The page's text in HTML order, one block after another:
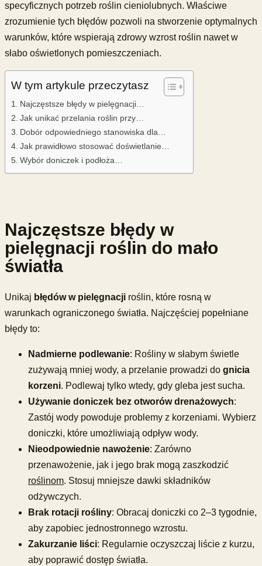
specyficznych potrzeb roślin cieniolubnych. Właściwe
zrozumienie tych błędów pozwoli na stworzenie optymalnych
warunków, które wspierają zdrowy wzrost roślin nawet w
słabo oświetlonych pomieszczeniach.
W tym artykule przeczytasz
Najczęstsze błędy w pielęgnacji…
Jak unikać przelania roślin przy…
Dobór odpowiedniego stanowiska dla…
Jak prawidłowo stosować doświetlanie…
Wybór doniczek i podłoża…
Najczęstsze błędy w
pielęgnacji roślin do mało
światła
Unikaj błędów w pielęgnacji roślin, które rosną w
warunkach ograniczonego światła. Najczęściej popełniane
błędy to:
Nadmierne podlewanie: Rośliny w słabym świetle
zużywają mniej wody, a przelanie prowadzi do gnicia
korzeni. Podlewaj tylko wtedy, gdy gleba jest sucha.
Używanie doniczek bez otworów drenażowych:
Zastój wody powoduje problemy z korzeniami. Wybierz
doniczki, które umożliwiają odpływ wody.
Nieodpowiednie nawożenie: Zarówno
przenawożenie, jak i jego brak mogą zaszkodzić
roślinom. Stosuj mniejsze dawki składników
odżywczych.
Brak rotacji rośliny: Obracaj doniczki co 2–3 tygodnie,
aby zapobiec jednostronnego wzrostu.
Zakurzanie liści: Regularnie oczyszczaj liście z kurzu,
aby poprawić dostęp światła.